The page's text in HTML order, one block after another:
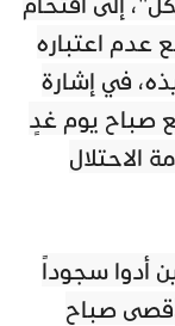
عدم اعتباره
في إشارة
صباح يوم غدٍ
الاحتلال
أدوا سجوداً
صباح